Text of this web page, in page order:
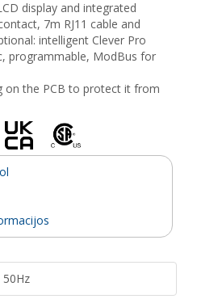
display and integrated
7m RJ11 cable and
intelligent Clever Pro
programmable, ModBus for
on the PCB to protect it from
50Hz